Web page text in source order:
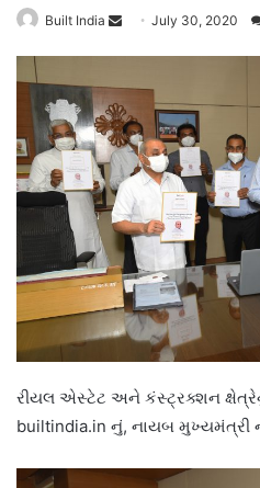
Built India
SendJuly 30, 2020
રીયલ એસ્ટેટ અને કંસ્ટ્રક્શન
builtindia.in નું, નાયબ મુખ્યમંત્રી